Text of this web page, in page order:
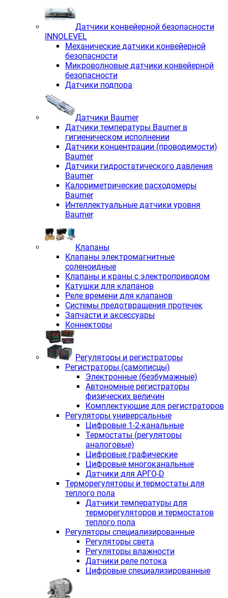
Датчики конвейерной безопасности
INNOLEVEL
Механические датчики конвейерной
безопасности
Микроволновые датчики конвейерной
безопасности
Датчики подпора
Датчики Baumer
Датчики температуры Baumer в
гигиеническом исполнении
Датчики концентрации (проводимости)
Baumer
Датчики гидростатического давления
Baumer
Калориметрические расходомеры
Baumer
Интеллектуальные датчики уровня
Baumer
Клапаны
Клапаны электромагнитные
соленоидные
Клапаны и краны с электроприводом
Катушки для клапанов
Реле времени для клапанов
Системы предотвращения протечек
Запчасти и аксессуары
Коннекторы
Регуляторы и регистраторы
Регистраторы (самописцы)
Электронные (безбумажные)
Автономные регистраторы
физических величин
Комплектующие для регистраторов
Регуляторы универсальные
Цифровые 1-2-канальные
Термостаты (регуляторы
аналоговые)
Цифровые графические
Цифровые многоканальные
Датчики для АРГО-D
Терморегуляторы и термостаты для
теплого пола
Датчики температуры для
терморегуляторов и термостатов
теплого пола
Регуляторы специализированные
Регуляторы света
Регуляторы влажности
Датчики реле потока
Цифровые специализированные